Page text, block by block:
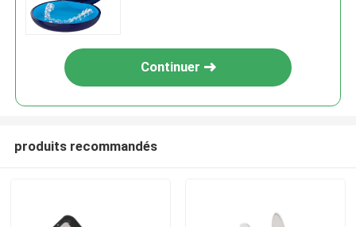
Continuer
produits recommandés